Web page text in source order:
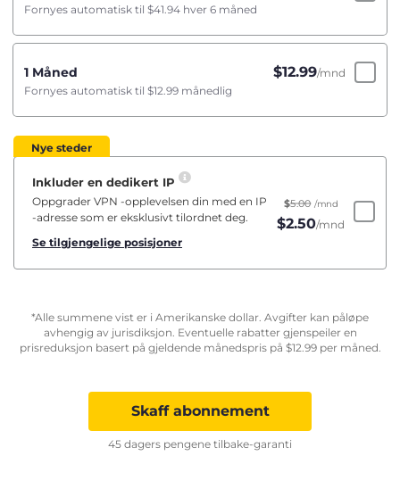
Fornyes automatisk til $41.94 hver 6 måned
1 Måned $12.99/mnd
Fornyes automatisk til $12.99 månedlig
Nye steder
Inkluder en dedikert IP
Oppgrader VPN -opplevelsen din med en IP
-adresse som er eksklusivt tilordnet deg.
Se tilgjengelige posisjoner
$5.00 /mnd
$2.50/mnd
*Alle summene vist er i Amerikanske dollar. Avgifter kan påløpe
avhengig av jurisdiksjon. Eventuelle rabatter gjenspeiler en
prisreduksjon basert på gjeldende månedspris på $12.99per måned.
Skaff abonnement
45 dagers pengene tilbake-garanti